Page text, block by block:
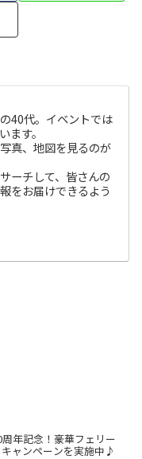
40代。イベントでは
ます。
真、地図を見るのが
ーチして、皆さんの
をお届けできるよう
年記念！豪華フェリー
ャンペーンを実施中♪